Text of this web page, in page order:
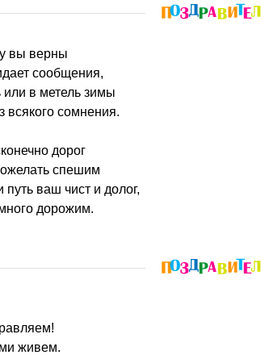
вы верны
сообщения,
или в метель зимы
всякого сомнения.
дорог
спешим
путь ваш чист и долог,
дорожим.
живем.